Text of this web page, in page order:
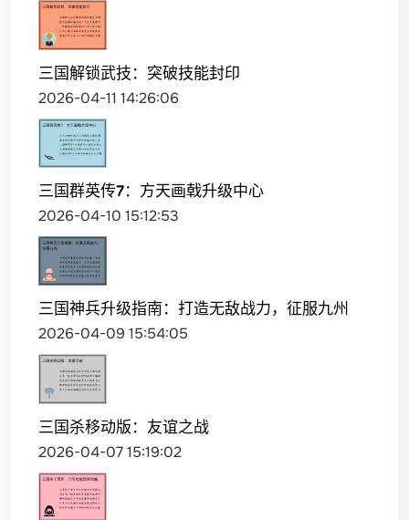
三国解锁武技：突破技能封印
2026-04-11 14:26:06
三国群英传7：方天画戟升级中心
2026-04-10 15:12:53
三国神兵升级指南：打造无敌战力，征服九州
2026-04-09 15:54:05
三国杀移动版：友谊之战
2026-04-07 15:19:02